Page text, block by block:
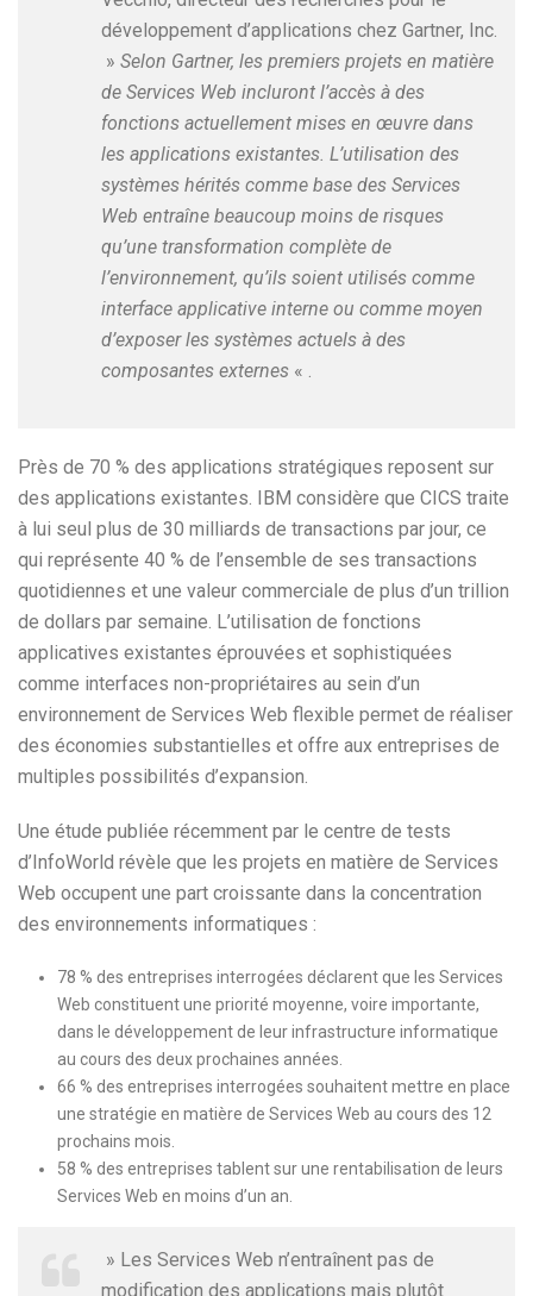
développement d’applications chez Gartner, Inc.
» Selon Gartner, les premiers projets en matière
de Services Web incluront l’accès à des
fonctions actuellement mises en œuvre dans
les applications existantes. L’utilisation des
systèmes hérités comme base des Services
Web entraîne beaucoup moins de risques
qu’une transformation complète de
l’environnement, qu’ils soient utilisés comme
interface applicative interne ou comme moyen
d’exposer les systèmes actuels à des
composantes externes « .
Près de 70 % des applications stratégiques reposent sur
des applications existantes. IBM considère que CICS traite
à lui seul plus de 30 milliards de transactions par jour, ce
qui représente 40 % de l’ensemble de ses transactions
quotidiennes et une valeur commerciale de plus d’un trillion
de dollars par semaine. L’utilisation de fonctions
applicatives existantes éprouvées et sophistiquées
comme interfaces non-propriétaires au sein d’un
environnement de Services Web flexible permet de réaliser
des économies substantielles et offre aux entreprises de
multiples possibilités d’expansion.
Une étude publiée récemment par le centre de tests
d’InfoWorld révèle que les projets en matière de Services
Web occupent une part croissante dans la concentration
des environnements informatiques :
78 % des entreprises interrogées déclarent que les Services
Web constituent une priorité moyenne, voire importante,
dans le développement de leur infrastructure informatique
au cours des deux prochaines années.
66 % des entreprises interrogées souhaitent mettre en place
une stratégie en matière de Services Web au cours des 12
prochains mois.
58 % des entreprises tablent sur une rentabilisation de leurs
Services Web en moins d’un an.
» Les Services Web n’entraînent pas de
modification des applications mais plutôt